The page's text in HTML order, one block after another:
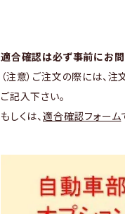
適合確認は必ず事前にお問
（注意）ご注文の際には、注
ご記入下さい。
もしくは、 適合確認フォーム